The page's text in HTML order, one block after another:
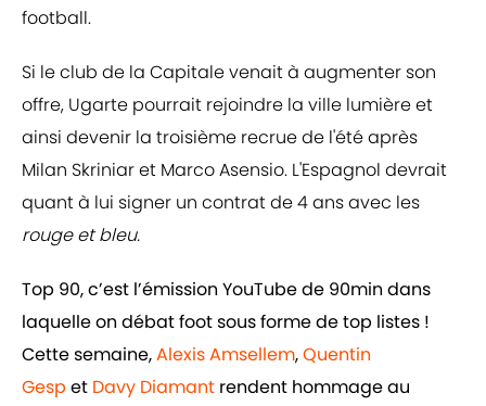
football.
Si le club de la Capitale venait à augmenter son
offre, Ugarte pourrait rejoindre la ville lumière et
ainsi devenir la troisième recrue de l'été après
Milan Skriniar et Marco Asensio. L'Espagnol devrait
quant à lui signer un contrat de 4 ans avec les
rouge et bleu.
Top 90, c’est l’émission YouTube de 90min dans
laquelle on débat foot sous forme de top listes !
Cette semaine,Alexis Amsellem,Quentin
Gesp et Davy Diamant rendent hommage au